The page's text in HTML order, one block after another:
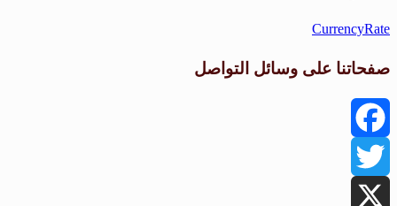
CurrencyRate
صفحاتنا على وسائل التواصل
Facebook
Twitter